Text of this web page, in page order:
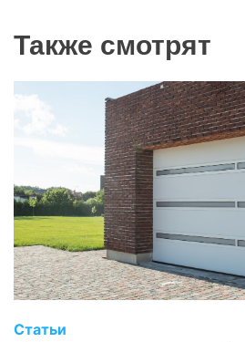
Также смотрят
Статьи